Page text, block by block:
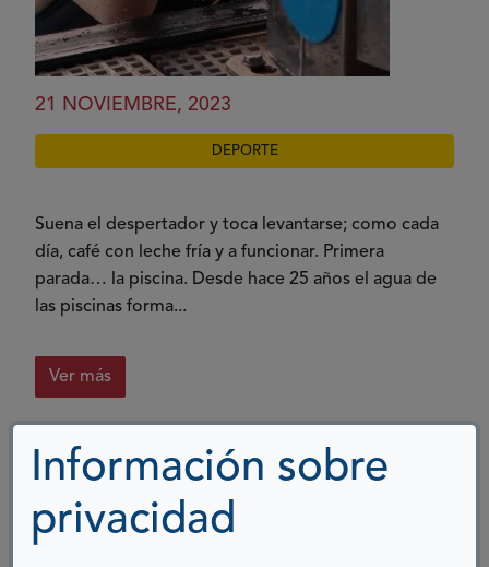
Información sobre
privacidad
21 NOVIEMBRE, 2023
DEPORTE
Suena el despertador y toca levantarse; como cada
día, café con leche fría y a funcionar. Primera
parada… la piscina. Desde hace 25 años el agua de
las piscinas forma...
Ver más
LA TECNOLOGÍA DE SEGUIMIENTO
OCULAR AYUDA A NIÑOS Y NIÑAS